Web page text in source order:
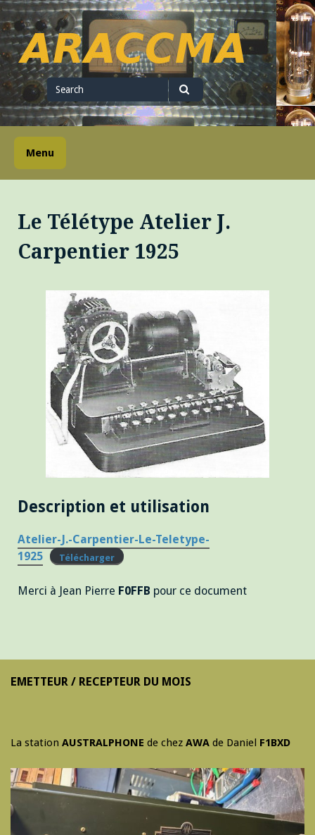
Skip
to
content
ARACCMA
Search
for
Search
Menu
Le Télétype Atelier J.
Carpentier 1925
Description et utilisation
Atelier-J.-Carpentier-Le-Teletype-
1925
Télécharger
Merci à Jean Pierre F0FFB pour ce document
EMETTEUR / RECEPTEUR DU MOIS
La station AUSTRALPHONE de chez AWA de Daniel F1BXD